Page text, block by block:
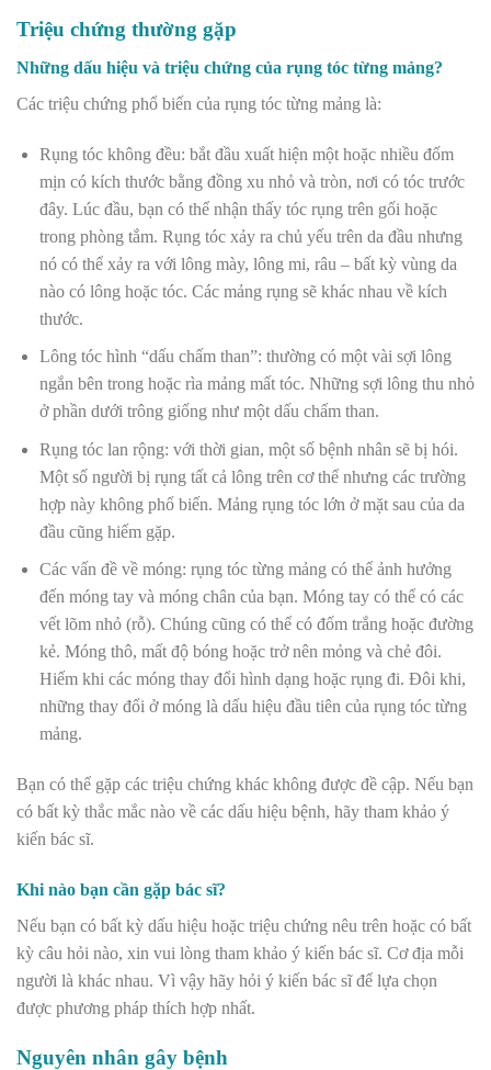
Triệu chứng thường gặp
Những dấu hiệu và triệu chứng của rụng tóc từng mảng?
Các triệu chứng phổ biến của rụng tóc từng mảng là:
Rụng tóc không đều: bắt đầu xuất hiện một hoặc nhiều đốm
mịn có kích thước bằng đồng xu nhỏ và tròn, nơi có tóc trước
đây. Lúc đầu, bạn có thể nhận thấy tóc rụng trên gối hoặc
trong phòng tắm. Rụng tóc xảy ra chủ yếu trên da đầu nhưng
nó có thể xảy ra với lông mày, lông mi, râu – bất kỳ vùng da
nào có lông hoặc tóc. Các mảng rụng sẽ khác nhau về kích
thước.
Lông tóc hình “dấu chấm than”: thường có một vài sợi lông
ngắn bên trong hoặc rìa mảng mất tóc. Những sợi lông thu nhỏ
ở phần dưới trông giống như một dấu chấm than.
Rụng tóc lan rộng: với thời gian, một số bệnh nhân sẽ bị hói.
Một số người bị rụng tất cả lông trên cơ thể nhưng các trường
hợp này không phổ biến. Mảng rụng tóc lớn ở mặt sau của da
đầu cũng hiếm gặp.
Các vấn đề về móng: rụng tóc từng mảng có thể ảnh hưởng
đến móng tay và móng chân của bạn. Móng tay có thể có các
vết lõm nhỏ (rỗ). Chúng cũng có thể có đốm trắng hoặc đường
kẻ. Móng thô, mất độ bóng hoặc trở nên mỏng và chẻ đôi.
Hiếm khi các móng thay đổi hình dạng hoặc rụng đi. Đôi khi,
những thay đổi ở móng là dấu hiệu đầu tiên của rụng tóc từng
mảng.
Bạn có thể gặp các triệu chứng khác không được đề cập. Nếu bạn
có bất kỳ thắc mắc nào về các dấu hiệu bệnh, hãy tham khảo ý
kiến bác sĩ.
Khi nào bạn cần gặp bác sĩ?
Nếu bạn có bất kỳ dấu hiệu hoặc triệu chứng nêu trên hoặc có bất
kỳ câu hỏi nào, xin vui lòng tham khảo ý kiến bác sĩ. Cơ địa mỗi
người là khác nhau. Vì vậy hãy hỏi ý kiến bác sĩ để lựa chọn
được phương pháp thích hợp nhất.
Nguyên nhân gây bệnh